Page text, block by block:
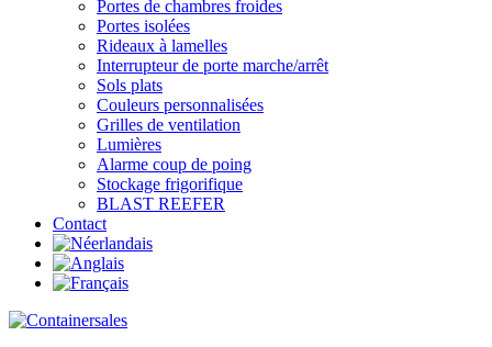
Portes de chambres froides
Portes isolées
Rideaux à lamelles
Interrupteur de porte marche/arrêt
Sols plats
Couleurs personnalisées
Grilles de ventilation
Lumières
Alarme coup de poing
Stockage frigorifique
BLAST REEFER
Contact